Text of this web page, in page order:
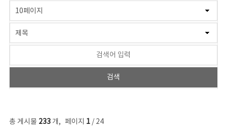
총 게시물 233개, 페이지 1/ 24